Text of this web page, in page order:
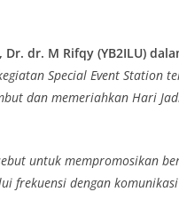
dr. M Rifqy (YB2ILU)
Special Event Station
dan memeriahkan Hari
untuk mempromosikan
frekuensi dengan